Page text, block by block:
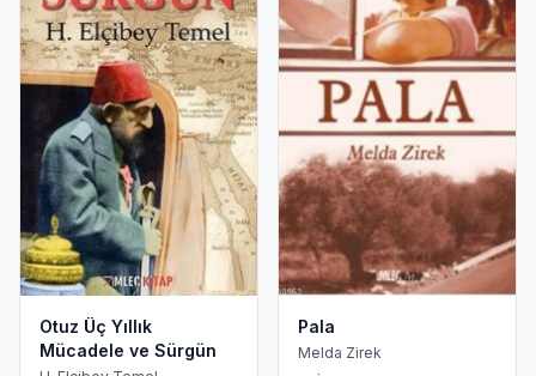
Otuz Üç Yıllık
Mücadele ve Sürgün
Pala
Melda Zirek